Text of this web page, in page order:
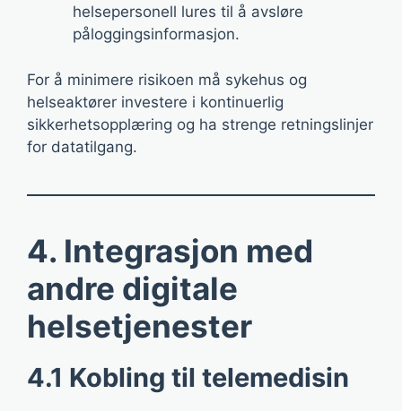
helsepersonell lures til å avsløre
påloggingsinformasjon.
For å minimere risikoen må sykehus og
helseaktører investere i kontinuerlig
sikkerhetsopplæring og ha strenge retningslinjer
for datatilgang.
4. Integrasjon med
andre digitale
helsetjenester
4.1 Kobling til telemedisin